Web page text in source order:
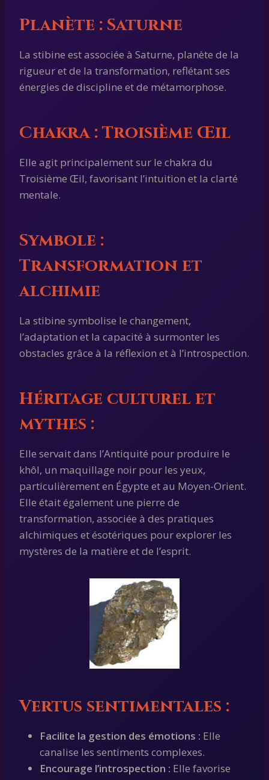
Planète : Saturne
La stibine est associée à Saturne, planète de la
rigueur et de la transformation, reflétant ses
énergies de discipline et de métamorphose.
Chakra :Troisième Œil
Elle agit principalement sur le chakra du
Troisième Œil, favorisant l’intuition et la clarté
mentale.
Symbole :
Transformation et
alchimie
La stibine symbolise le changement,
l’adaptation et la capacité à surmonter les
obstacles grâce à la réflexion et à l’introspection.
Héritage culturel et
mythes :
Elle servait dans l’Antiquité pour produire le
khôl, un maquillage noir pour les yeux,
particulièrement en Égypte et au Moyen-Orient.
Elle était également une pierre de
transformation, associée à des pratiques
alchimiques et ésotériques pour explorer les
mystères de la matière et de l’esprit.
Vertus sentimentales :
Facilite la gestion des émotions : Elle
canalise les sentiments complexes.
Encourage l’introspection : Elle favorise